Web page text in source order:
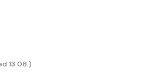
13.08.)